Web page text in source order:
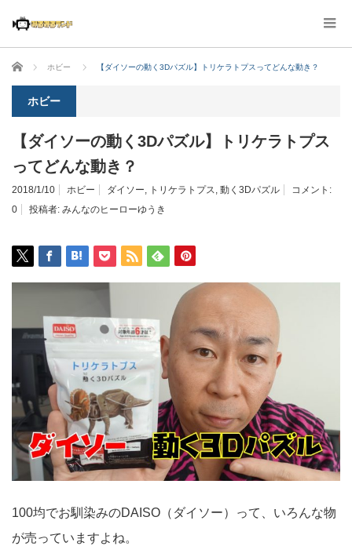
ホーム ホビー 【ダイソーの動く3Dパズル】トリケラトプスってどんな動き？
ホビー
【ダイソーの動く3Dパズル】トリケラトプス
ってどんな動き？
2018/1/10 ホビー ダイソー, トリケラトプス, 動く3Dパズル
コメント:
0
投稿者: みんなのヒーローゆうき
100均でお馴染みのDAISO（ダイソー）って、いろんな物
が売っていますよね。